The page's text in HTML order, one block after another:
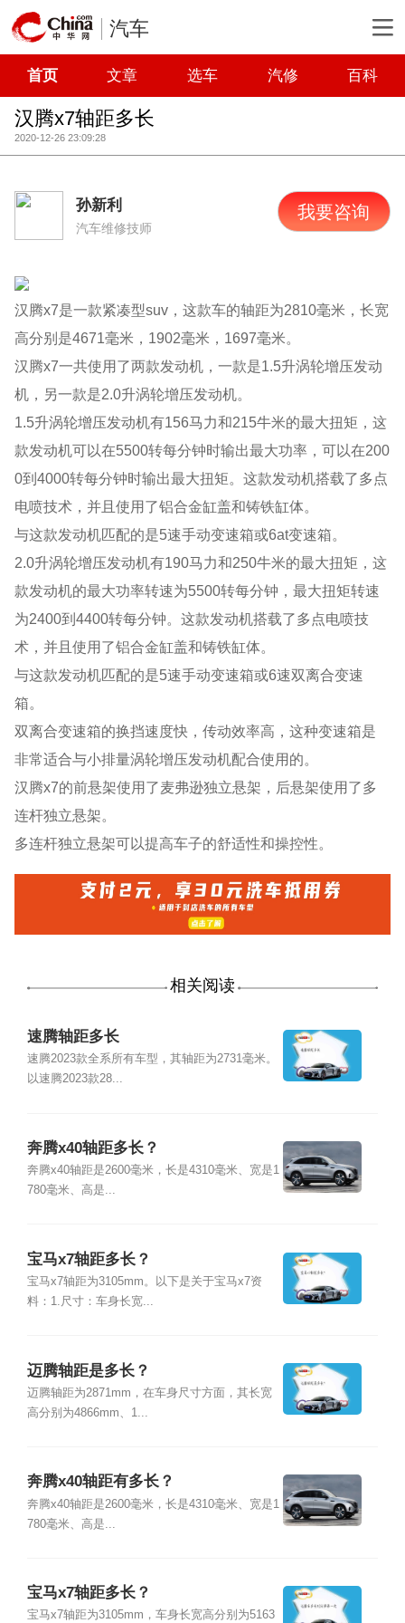
汽车
首页 文章 选车 汽修 百科
汉腾x7轴距多长
2020-12-26 23:09:28
孙新利
汽车维修技师
我要咨询
汉腾x7是一款紧凑型suv，这款车的轴距为2810毫米，长宽
高分别是4671毫米，1902毫米，1697毫米。
汉腾x7一共使用了两款发动机，一款是1.5升涡轮增压发动
机，另一款是2.0升涡轮增压发动机。
1.5升涡轮增压发动机有156马力和215牛米的最大扭矩，这
款发动机可以在5500转每分钟时输出最大功率，可以在200
0到4000转每分钟时输出最大扭矩。这款发动机搭载了多点
电喷技术，并且使用了铝合金缸盖和铸铁缸体。
与这款发动机匹配的是5速手动变速箱或6at变速箱。
2.0升涡轮增压发动机有190马力和250牛米的最大扭矩，这
款发动机的最大功率转速为5500转每分钟，最大扭矩转速
为2400到4400转每分钟。这款发动机搭载了多点电喷技
术，并且使用了铝合金缸盖和铸铁缸体。
与这款发动机匹配的是5速手动变速箱或6速双离合变速
箱。
双离合变速箱的换挡速度快，传动效率高，这种变速箱是
非常适合与小排量涡轮增压发动机配合使用的。
汉腾x7的前悬架使用了麦弗逊独立悬架，后悬架使用了多
连杆独立悬架。
多连杆独立悬架可以提高车子的舒适性和操控性。
相关阅读
速腾轴距多长
速腾2023款全系所有车型，其轴距为2731毫米。
以速腾2023款28...
奔腾x40轴距多长？
奔腾x40轴距是2600毫米，长是4310毫米、宽是1
780毫米、高是...
宝马x7轴距多长？
宝马x7轴距为3105mm。以下是关于宝马x7资
料：1.尺寸：车身长宽...
迈腾轴距是多长？
迈腾轴距为2871mm，在车身尺寸方面，其长宽
高分别为4866mm、1...
奔腾x40轴距有多长？
奔腾x40轴距是2600毫米，长是4310毫米、宽是1
780毫米、高是...
宝马x7轴距多长？
宝马x7轴距为3105mm，车身长宽高分别为5163